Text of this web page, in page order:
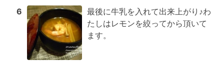
6
最後に牛乳を入れて出来上がり♪わ
たしはレモンを絞ってから頂いて
ます。